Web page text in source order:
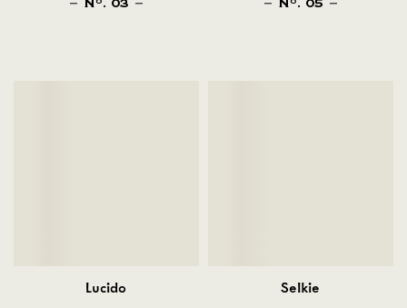
NO . 03 NO . 05
Lucido Selkie